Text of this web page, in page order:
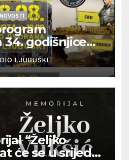
NOVOSTI
34. godišnjice
Blaža
a
LJUBUŠKI
“Željko
će se u srijedu